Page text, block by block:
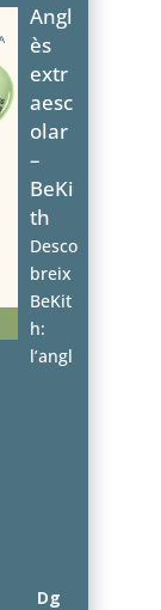
Angl
ès
extr
aesc
olar
–
BeKi
th
Desco
breix
BeKit
h:
l’angl
Dg